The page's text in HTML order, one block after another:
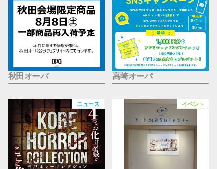
秋田オーパ 高崎オーパ
ニュース イベント
横浜ビ